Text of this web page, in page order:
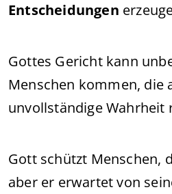
Entscheidungen
Gottes Gericht kann
Menschen kommen, die
unvollständige Wahrheit
Gott schützt Menschen,
aber er erwartet von